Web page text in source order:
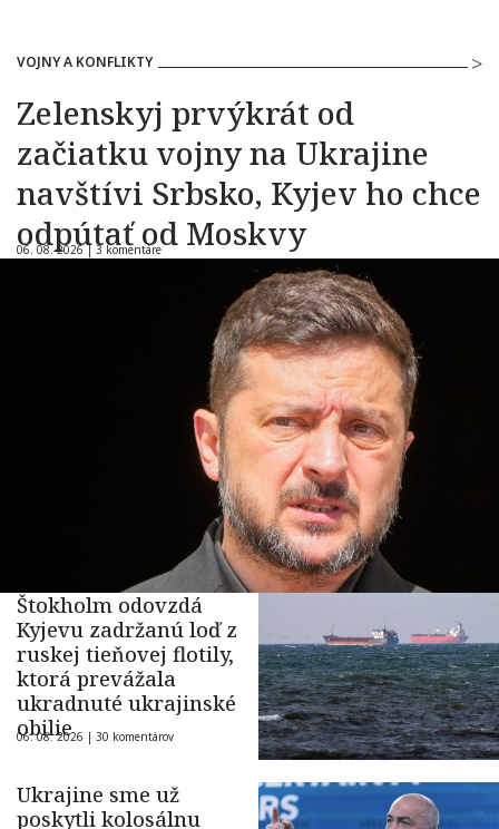
VOJNY A KONFLIKTY
Zelenskyj prvýkrát od
začiatku vojny na Ukrajine
navštívi Srbsko, Kyjev ho chce
odpútať od Moskvy
06. 08. 2026 | 3 komentáre
Štokholm odovzdá
Kyjevu zadržanú loď z
ruskej tieňovej flotily,
ktorá prevážala
ukradnuté ukrajinské
obilie
06. 08. 2026 | 30 komentárov
Ukrajine sme už
poskytli kolosálnu